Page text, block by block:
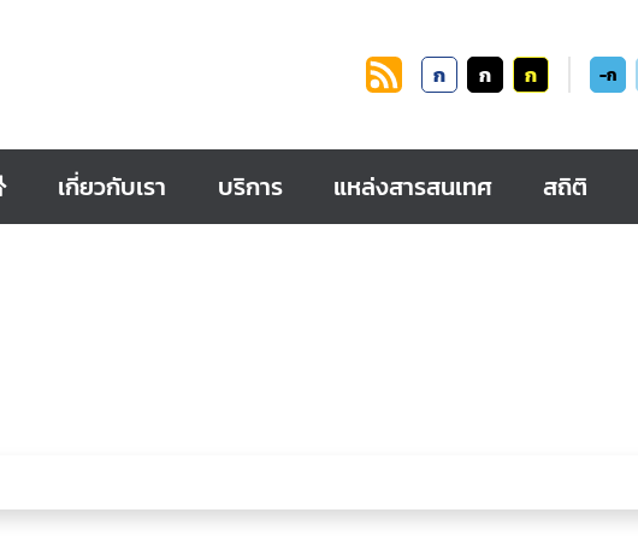
ก ก ก -ก
เกี่ยวกับเรา บริการ แหล่งสารสนเทศ สถิติ